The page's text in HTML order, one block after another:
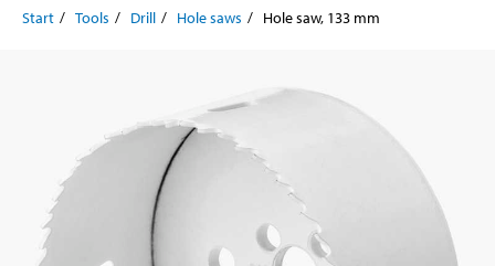
Start Tools Drill Hole saws Hole saw, 133 mm